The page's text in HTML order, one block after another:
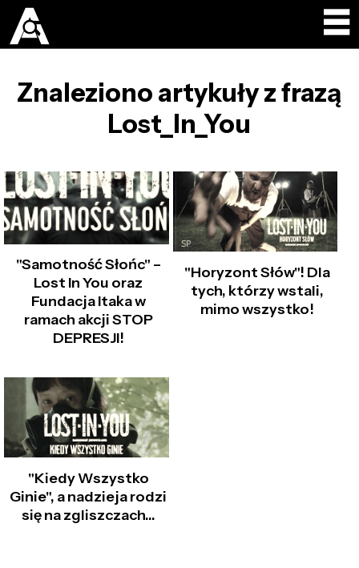
Znaleziono artykuły z frazą
Lost_In_You
"Samotność Słońc" –
Lost In You oraz
Fundacja Itaka w
ramach akcji STOP
DEPRESJI!
"Horyzont Słów"! Dla
tych, którzy wstali,
mimo wszystko!
"Kiedy Wszystko
Ginie", a nadzieja rodzi
się na zgliszczach...